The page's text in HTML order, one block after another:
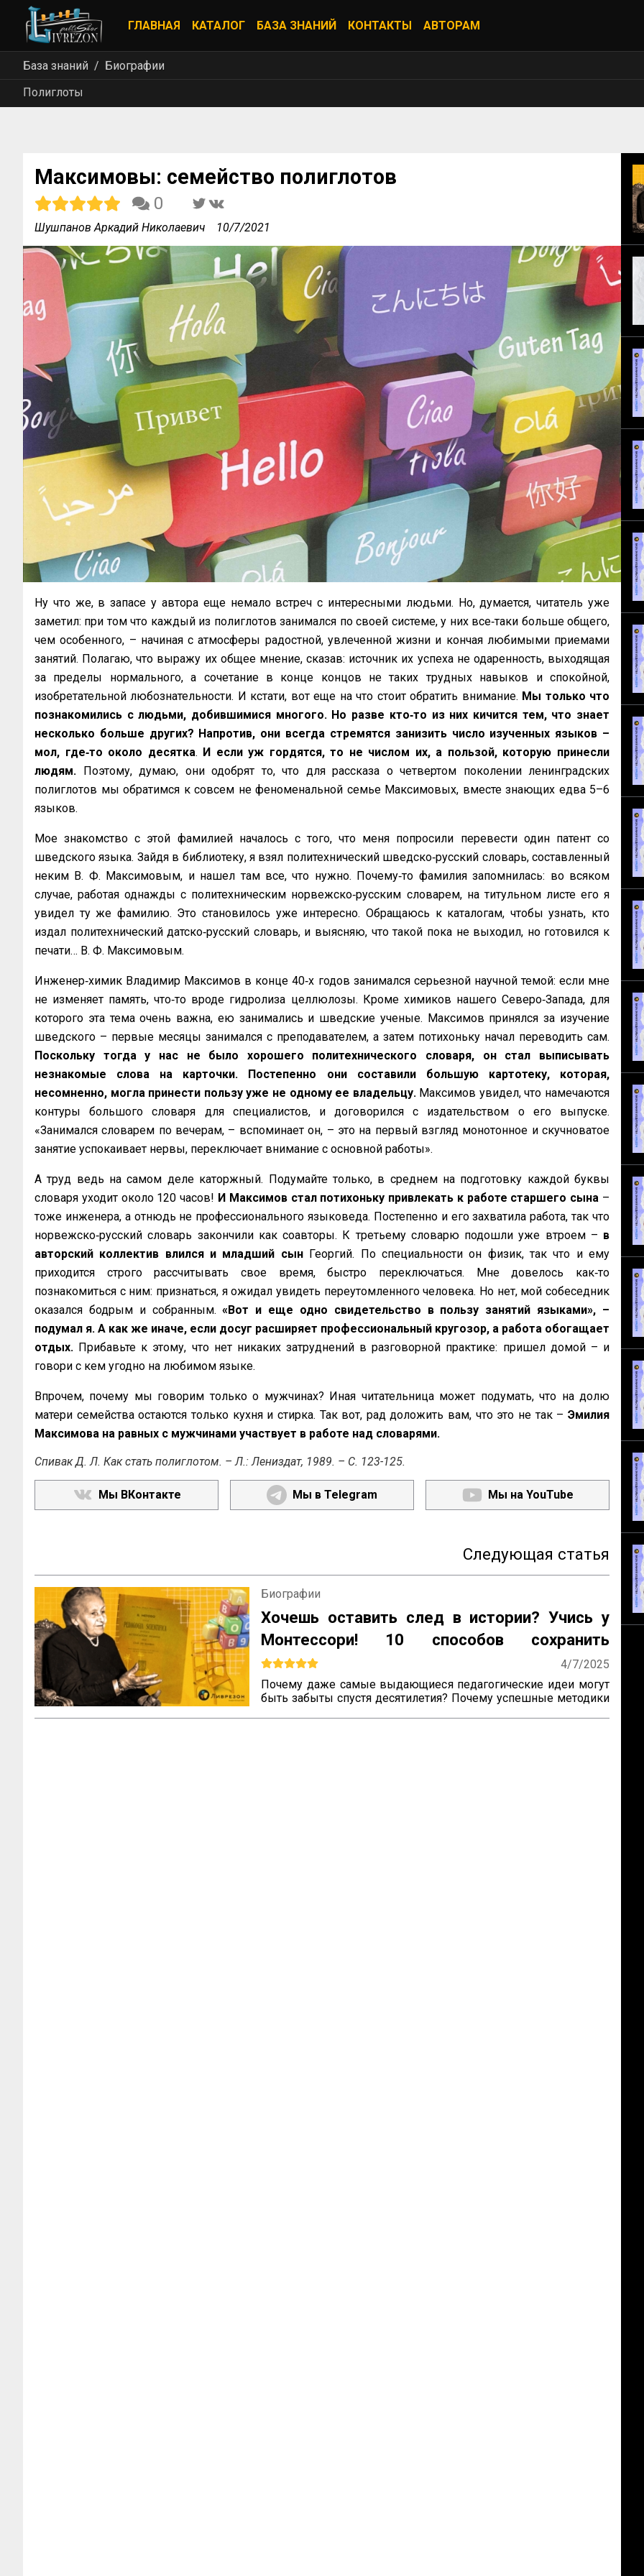
ГЛАВНАЯ КАТАЛОГ БАЗА ЗНАНИЙ КОНТАКТЫ АВТОРАМ
База знаний
Биографии
Полиглоты
Максимовы: семейство полиглотов
0
Шушпанов Аркадий Николаевич 10/7/2021
Ну что же, в запасе у автора еще немало встреч с интересными людьми. Но, думается, читатель уже
заметил: при том что каждый из полиглотов занимался по своей системе, у них все‑таки больше общего,
чем особенного, – начиная с атмосферы радостной, увлеченной жизни и кончая любимыми приемами
занятий. Полагаю, что выражу их общее мнение, сказав: источник их успеха не одаренность, выходящая
за пределы нормального, а сочетание в конце концов не таких трудных навыков и спокойной,
изобретательной любознательности. И кстати, вот еще на что стоит обратить внимание. Мы только что
познакомились с людьми, добившимися многого. Но разве кто‑то из них кичится тем, что знает
несколько больше других? Напротив, они всегда стремятся занизить число изученных языков –
мол, где‑то около десятка. И если уж гордятся, то не числом их, а пользой, которую принесли
людям. Поэтому, думаю, они одобрят то, что для рассказа о четвертом поколении ленинградских
полиглотов мы обратимся к совсем не феноменальной семье Максимовых, вместе знающих едва 5–6
языков.
Мое знакомство с этой фамилией началось с того, что меня попросили перевести один патент со
шведского языка. Зайдя в библиотеку, я взял политехнический шведско‑русский словарь, составленный
неким В. Ф. Максимовым, и нашел там все, что нужно. Почему‑то фамилия запомнилась: во всяком
случае, работая однажды с политехническим норвежско‑русским словарем, на титульном листе его я
увидел ту же фамилию. Это становилось уже интересно. Обращаюсь к каталогам, чтобы узнать, кто
издал политехнический датско‑русский словарь, и выясняю, что такой пока не выходил, но готовился к
печати… В. Ф. Максимовым.
Инженер‑химик Владимир Максимов в конце 40‑х годов занимался серьезной научной темой: если мне
не изменяет память, что‑то вроде гидролиза целлюлозы. Кроме химиков нашего Северо‑Запада, для
которого эта тема очень важна, ею занимались и шведские ученые. Максимов принялся за изучение
шведского – первые месяцы занимался с преподавателем, а затем потихоньку начал переводить сам.
Поскольку тогда у нас не было хорошего политехнического словаря, он стал выписывать
незнакомые слова на карточки. Постепенно они составили большую картотеку, которая,
несомненно, могла принести пользу уже не одному ее владельцу. Максимов увидел, что намечаются
контуры большого словаря для специалистов, и договорился с издательством о его выпуске.
«Занимался словарем по вечерам, – вспоминает он, – это на первый взгляд монотонное и скучноватое
занятие успокаивает нервы, переключает внимание с основной работы».
А труд ведь на самом деле каторжный. Подумайте только, в среднем на подготовку каждой буквы
словаря уходит около 120 часов! И Максимов стал потихоньку привлекать к работе старшего сына –
тоже инженера, а отнюдь не профессионального языковеда. Постепенно и его захватила работа, так что
норвежско‑русский словарь закончили как соавторы. К третьему словарю подошли уже втроем – в
авторский коллектив влился и младший сынГеоргий. По специальности он физик, так что и ему
приходится строго рассчитывать свое время, быстро переключаться. Мне довелось как‑то
познакомиться с ним: признаться, я ожидал увидеть переутомленного человека. Но нет, мой собеседник
оказался бодрым и собранным.«Вот и еще одно свидетельство в пользу занятий языками», –
подумал я. А как же иначе, если досуг расширяет профессиональный кругозор, а работа обогащает
отдых. Прибавьте к этому, что нет никаких затруднений в разговорной практике: пришел домой – и
говори с кем угодно на любимом языке.
Впрочем, почему мы говорим только о мужчинах? Иная читательница может подумать, что на долю
матери семейства остаются только кухня и стирка. Так вот, рад доложить вам, что это не так – Эмилия
Максимова на равных с мужчинами участвует в работе над словарями.
Спивак Д. Л. Как стать полиглотом. – Л.: Лениздат, 1989. – С. 123-125.
Мы ВКонтакте Мы в Telegram Мы на YouTube
Следующая статья
Биографии
Хочешь оставить след в истории? Учись у
Монтессори! 10 способов сохранить
наследие
4/7/2025
Почему даже самые выдающиеся педагогические идеи могут
быть забыты спустя десятилетия? Почему успешные методики